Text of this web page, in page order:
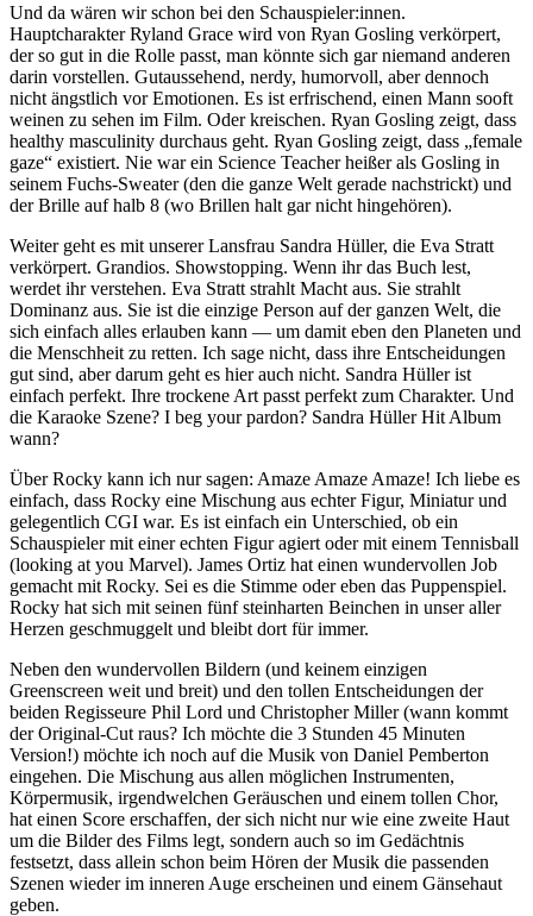
Und da wären wir schon bei den Schauspieler:innen.
Hauptcharakter Ryland Grace wird von Ryan Gosling verkörpert,
der so gut in die Rolle passt, man könnte sich gar niemand anderen
darin vorstellen. Gutaussehend, nerdy, humorvoll, aber dennoch
nicht ängstlich vor Emotionen. Es ist erfrischend, einen Mann sooft
weinen zu sehen im Film. Oder kreischen. Ryan Gosling zeigt, dass
healthy masculinity durchaus geht. Ryan Gosling zeigt, dass „female
gaze“ existiert. Nie war ein Science Teacher heißer als Gosling in
seinem Fuchs-Sweater (den die ganze Welt gerade nachstrickt) und
der Brille auf halb 8 (wo Brillen halt gar nicht hingehören).
Weiter geht es mit unserer Lansfrau Sandra Hüller, die Eva Stratt
verkörpert. Grandios. Showstopping. Wenn ihr das Buch lest,
werdet ihr verstehen. Eva Stratt strahlt Macht aus. Sie strahlt
Dominanz aus. Sie ist die einzige Person auf der ganzen Welt, die
sich einfach alles erlauben kann — um damit eben den Planeten und
die Menschheit zu retten. Ich sage nicht, dass ihre Entscheidungen
gut sind, aber darum geht es hier auch nicht. Sandra Hüller ist
einfach perfekt. Ihre trockene Art passt perfekt zum Charakter. Und
die Karaoke Szene? I beg your pardon? Sandra Hüller Hit Album
wann?
Über Rocky kann ich nur sagen: Amaze Amaze Amaze! Ich liebe es
einfach, dass Rocky eine Mischung aus echter Figur, Miniatur und
gelegentlich CGI war. Es ist einfach ein Unterschied, ob ein
Schauspieler mit einer echten Figur agiert oder mit einem Tennisball
(looking at you Marvel). James Ortiz hat einen wundervollen Job
gemacht mit Rocky. Sei es die Stimme oder eben das Puppenspiel.
Rocky hat sich mit seinen fünf steinharten Beinchen in unser aller
Herzen geschmuggelt und bleibt dort für immer.
Neben den wundervollen Bildern (und keinem einzigen
Greenscreen weit und breit) und den tollen Entscheidungen der
beiden Regisseure Phil Lord und Christopher Miller (wann kommt
der Original-Cut raus? Ich möchte die 3 Stunden 45 Minuten
Version!) möchte ich noch auf die Musik von Daniel Pemberton
eingehen. Die Mischung aus allen möglichen Instrumenten,
Körpermusik, irgendwelchen Geräuschen und einem tollen Chor,
hat einen Score erschaffen, der sich nicht nur wie eine zweite Haut
um die Bilder des Films legt, sondern auch so im Gedächtnis
festsetzt, dass allein schon beim Hören der Musik die passenden
Szenen wieder im inneren Auge erscheinen und einem Gänsehaut
geben.